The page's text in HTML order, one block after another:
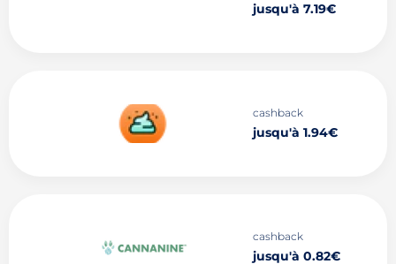
jusqu'à 7.19€
cashback
jusqu'à 1.94€
cashback
jusqu'à 0.82€